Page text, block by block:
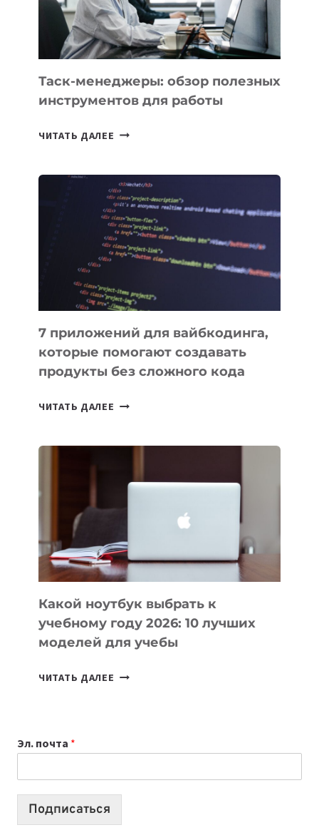
ИНТЕЛЛЕКТУ
Таск-менеджеры: обзор полезных
инструментов для работы
ЧИТАТЬ ДАЛЕЕ ТАСК-
ПОЛЕЗНЫХ
ИНСТРУМЕНТОВ
ДЛЯ
РАБОТЫ
7 приложений для вайбкодинга,
которые помогают создавать
продукты без сложного кода
ЧИТАТЬ ДАЛЕЕ
ПОМОГАЮТ
СОЗДАВАТЬ
БЕЗ
СЛОЖНОГО
КОДА
Какой ноутбук выбрать к
учебному году 2026: 10 лучших
моделей для учебы
ЧИТАТЬ ДАЛЕЕ КАКОЙ
2026:
10
Эл. почта *
Подписаться